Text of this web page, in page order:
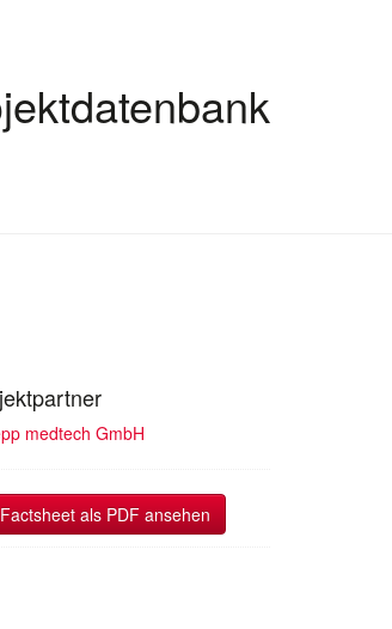
medtech GmbH
Factsheet als PDF ansehen